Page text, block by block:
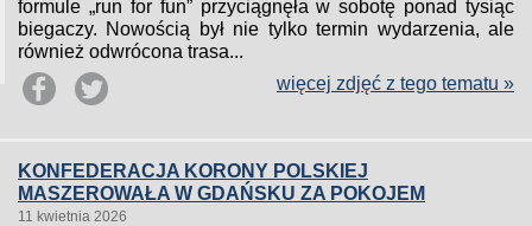
formule „run for fun” przyciągnęła w sobotę ponad tysiąc
biegaczy. Nowością był nie tylko termin wydarzenia, ale
również odwrócona trasa...
więcej zdjęć z tego tematu »
KONFEDERACJA KORONY POLSKIEJ
MASZEROWAŁA W GDAŃSKU ZA POKOJEM
11 kwietnia 2026